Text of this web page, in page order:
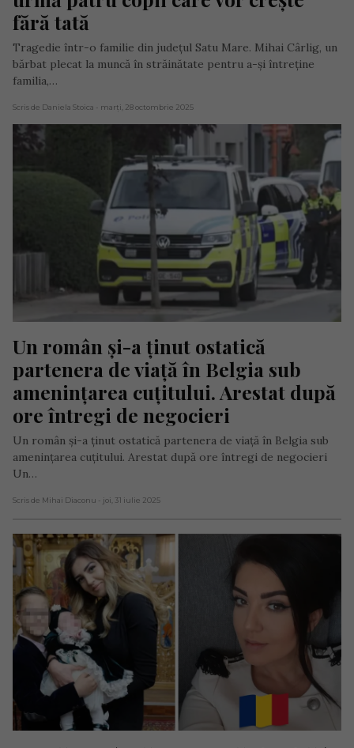
fără tată
Tragedie într-o familie din județul Satu Mare. Mihai Cârlig, un
bărbat plecat la muncă în străinătate pentru a-și întreține
familia,…
Scris de Daniela Stoica - marți, 28 octombrie 2025
Un român și-a ținut ostatică
partenera de viață în Belgia sub
amenințarea cuțitului. Arestat după
ore întregi de negocieri
Un român și-a ținut ostatică partenera de viață în Belgia sub
amenințarea cuțitului. Arestat după ore întregi de negocieri
Un…
Scris de Mihai Diaconu - joi, 31 iulie 2025